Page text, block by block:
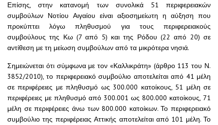
Επίσης, στην κατανομή των συνολικά 51 περιφερειακών
συμβούλων Νοτίου Αιγαίου είναι αξιοσημείωτη η αύξηση που
προκύπτει λόγω πληθυσμού για τους περιφερειακούς
συμβούλους της Κω (7 από 5) και της Ρόδου (22 από 20) σε
αντίθεση με τη μείωση συμβούλων από τα μικρότερα νησιά.
Σημειώνεται ότι σύμφωνα με τον «Καλλικράτη» (άρθρο 113 του Ν.
3852/2010), το περιφερειακό συμβούλιο αποτελείται από 41 μέλη
σε περιφέρειες με πληθυσμό ως 300.000 κατοίκους, 51 μέλη σε
περιφέρειες με πληθυσμό από 300.001 ως 800.000 κατοίκους, 71
μέλη σε περιφέρειες άνω των 800.000 κατοίκων. Το περιφερειακό
συμβούλιο της περιφέρειας Αττικής αποτελείται από 101 μέλη. Το